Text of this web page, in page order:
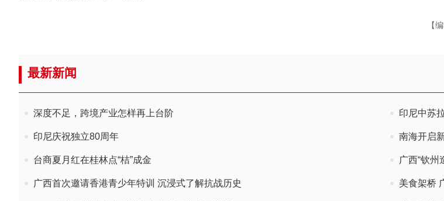
【
最新新闻
深度不足，跨境产业怎样再上台阶 印尼中苏
印尼庆祝独立80周年 南海开启
台商夏月红在桂林点“桔”成金 广西“钦州
广西首次邀请香港青少年特训 沉浸式了解抗战历史 美食架桥